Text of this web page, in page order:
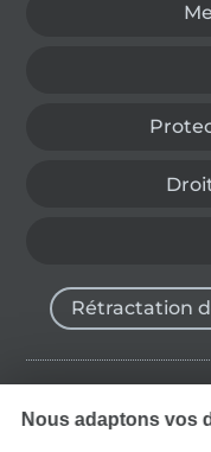
Rétractation
Nous adaptons vos